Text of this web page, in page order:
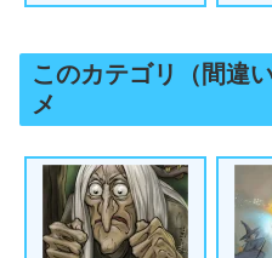
このカテゴリ（間違
メ